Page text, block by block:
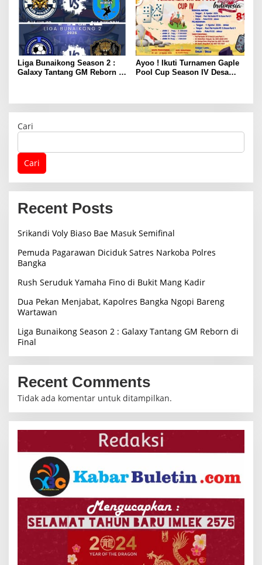
Liga Bunaikong Season 2 :
Galaxy Tantang GM Reborn di
Ayoo ! Ikuti Turnamen Gaple
Pool Cup Season IV Desa
Cari
Cari
Recent Posts
Srikandi Voly Biaso Bae Masuk Semifinal
Pemuda Pagarawan Diciduk Satres Narkoba Polres
Bangka
Rush Seruduk Yamaha Fino di Bukit Mang Kadir
Dua Pekan Menjabat, Kapolres Bangka Ngopi Bareng
Wartawan
Liga Bunaikong Season 2 : Galaxy Tantang GM Reborn di
Final
Recent Comments
Tidak ada komentar untuk ditampilkan.